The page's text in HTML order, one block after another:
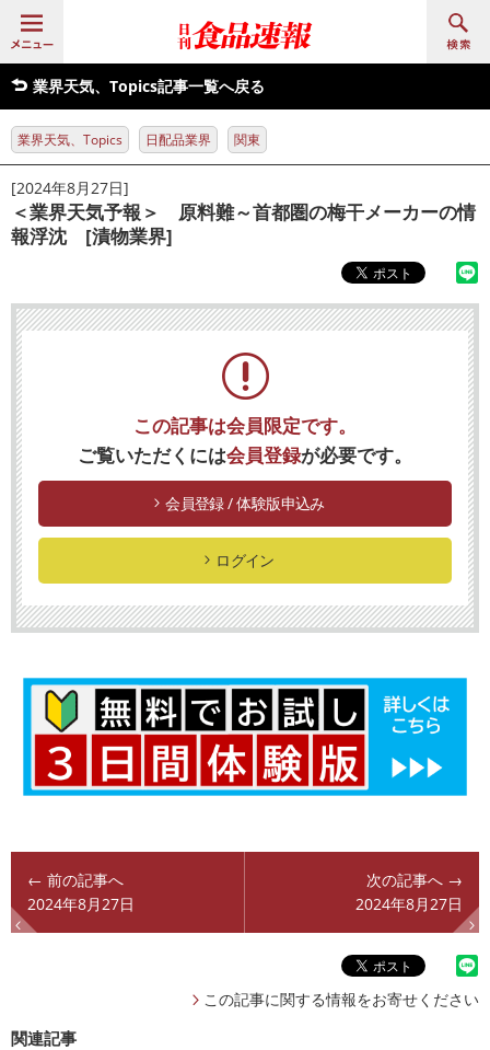
業界天気、Topics記事一覧へ戻る
業界天気、Topics 日配品業界 関東
[2024年8月27日]
＜業界天気予報＞ 原料難～首都圏の梅干メーカーの情
報浮沈 [漬物業界]
この記事は会員限定です。
ご覧いただくには会員登録が必要です。
会員登録 / 体験版申込み
ログイン
← 前の記事へ
2024年8月27日
次の記事へ →
2024年8月27日
この記事に関する情報をお寄せください
関連記事